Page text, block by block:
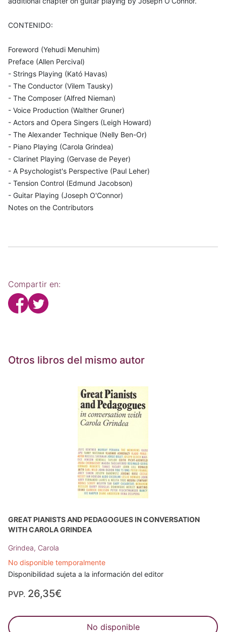
CONTENIDO:
Foreword (Yehudi Menuhim)
Preface (Allen Percival)
- Strings Playing (Kató Havas)
- The Conductor (Vilem Tausky)
- The Composer (Alfred Nieman)
- Voice Production (Walther Gruner)
- Actors and Opera Singers (Leigh Howard)
- The Alexander Technique (Nelly Ben-Or)
- Piano Playing (Carola Grindea)
- Clarinet Playing (Gervase de Peyer)
- A Psychologist's Perspective (Paul Leher)
- Tension Control (Edmund Jacobson)
- Guitar Playing (Joseph O'Connor)
Notes on the Contributors
Compartir en:
Otros libros del mismo autor
GREAT PIANISTS AND PEDAGOGUES IN CONVERSATION
WITH CAROLA GRINDEA
Grindea, Carola
No disponible temporalmente
Disponibilidad sujeta a la información del editor
PVP. 26,35€
No disponible